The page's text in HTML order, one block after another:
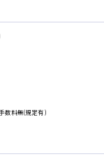
数料無(規定有)